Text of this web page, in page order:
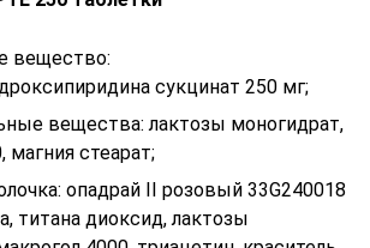
вещество:
сукцинат 250 мг;
вещества: лактозы моногидрат,
магния стеарат;
опадрай II розовый 33G240018
титана диоксид, лактозы